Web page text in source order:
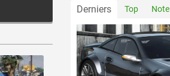
Derniers Top Note